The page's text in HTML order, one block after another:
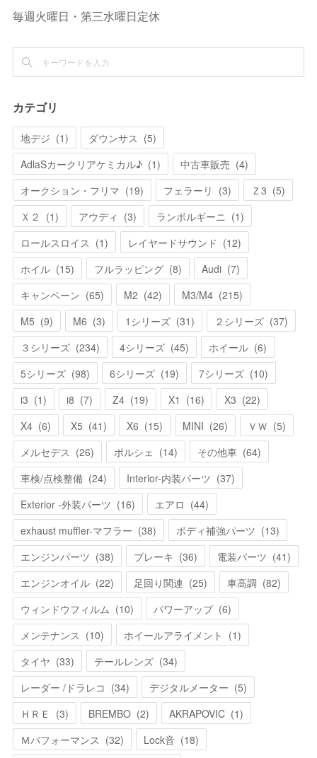
毎週火曜日・第三水曜日定休
カテゴリ
地デジ (1) ダウンサス (5)
AdlaSカークリアケミカル♪ (1) 中古車販売 (4)
オークション・フリマ (19) フェラーリ (3) Ｚ3 (5)
Ｘ２ (1) アウディ (3) ランボルギーニ (1)
ロールスロイス (1) レイヤードサウンド (12)
ホイル (15) フルラッピング (8) Audi (7)
キャンペーン (65) M2 (42) M3/M4 (215)
M5 (9) M6 (3) 1シリーズ (31) ２シリーズ (37)
３シリーズ (234) 4シリーズ (45) ホイール (6)
5シリーズ (98) 6シリーズ (19) 7シリーズ (10)
i3 (1) i8 (7) Z4 (19) X1 (16) X3 (22)
X4 (6) X5 (41) X6 (15) MINI (26) ＶＷ (5)
メルセデス (26) ポルシェ (14) その他車 (64)
車検/点検整備 (24) Interior-内装パーツ (37)
Exterior -外装パーツ (16) エアロ (44)
exhaust muffler-マフラー (38) ボディ補強パーツ (13)
エンジンパーツ (38) ブレーキ (36) 電装パーツ (41)
エンジンオイル (22) 足回り関連 (25) 車高調 (82)
ウィンドウフィルム (10) パワーアップ (6)
メンテナンス (10) ホイールアライメント (1)
タイヤ (33) テールレンズ (34)
レーダー /ドラレコ (34) デジタルメーター (5)
ＨＲＥ
(3) BREMBO (2) AKRAPOVIC (1)
Ｍパフォーマンス (32) Lock音 (18)